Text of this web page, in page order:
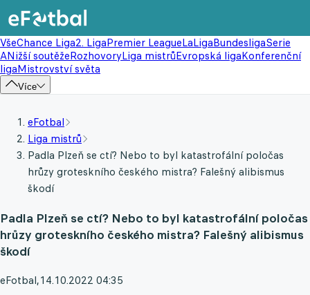
VšeChance Liga2. LigaPremier LeagueLaLigaBundesligaSerie
ANižší soutěžeRozhovoryLiga mistrůEvropská ligaKonferenční
ligaMistrovství světa
Více
eFotbal
Liga mistrů
Padla Plzeň se ctí? Nebo to byl katastrofální poločas
hrůzy groteskního českého mistra? Falešný alibismus
škodí
Padla Plzeň se ctí? Nebo to byl katastrofální poločas
hrůzy groteskního českého mistra? Falešný alibismus
škodí
eFotbal,14.10.2022 04:35